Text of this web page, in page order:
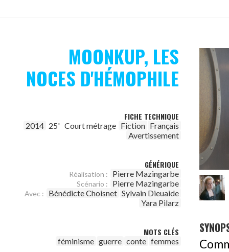
MOONKUP, LES
NOCES D'HÉMOPHILE
FICHE TECHNIQUE
2014 25' Court métrage Fiction Français
Avertissement
GÉNÉRIQUE
Réalisation : Pierre Mazingarbe
Scénario : Pierre Mazingarbe
Avec : Bénédicte Choisnet Sylvain Dieuaide
Yara Pilarz
MOTS CLÉS
féminisme guerre conte femmes